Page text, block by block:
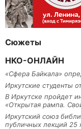
Сюжеты
НКО-ОНЛАЙН
«Сфера Байкала»
Иркутские студенты
В Иркутске пройдет
«Открытая рампа.
Иркутский союз
публичных лекций 25